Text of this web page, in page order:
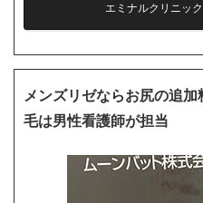
エミナルクリニッ
メンズリゼならお尻の追
毛は男性看護師が担当